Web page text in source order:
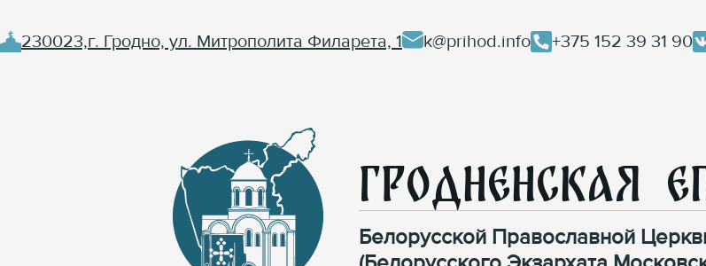
230023,г. Гродно, ул. Митрополита Филарета, 1 k@prihod.info +375 152 39 31 90
Гродненская
Белорусской Православной